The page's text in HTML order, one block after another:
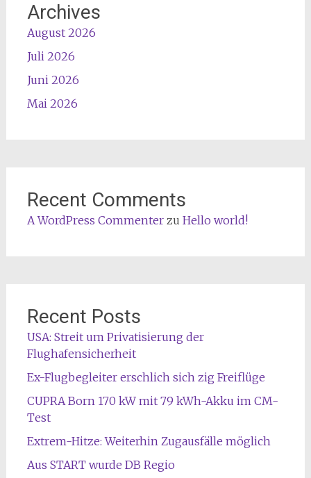
Archives
August 2026
Juli 2026
Juni 2026
Mai 2026
Recent Comments
A WordPress Commenterzu Hello world!
Recent Posts
USA: Streit um Privatisierung der
Flughafensicherheit
Ex-Flugbegleiter erschlich sich zig Freiflüge
CUPRA Born 170 kW mit 79 kWh-Akku im CM-
Test
Extrem-Hitze: Weiterhin Zugausfälle möglich
Aus START wurde DB Regio